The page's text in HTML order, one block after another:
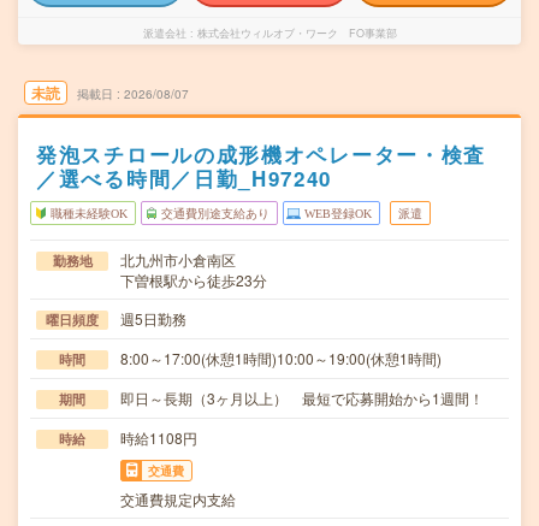
派遣会社 株式会社ウィルオブ・ワーク FO事業部
未読 掲載日 2026/08/07
発泡スチロールの成形機オペレーター・検査
／選べる時間／日勤_H97240
職種未経験OK 交通費別途支給あり WEB登録OK 派遣
勤務地
北九州市小倉南区
下曽根駅から徒歩23分
曜日頻度 週5日勤務
時間 8:00～17:00(休憩1時間)10:00～19:00(休憩1時間)
期間 即日～長期（3ヶ月以上） 最短で応募開始から1週間！
時給 時給1108円
交通費
交通費規定内支給